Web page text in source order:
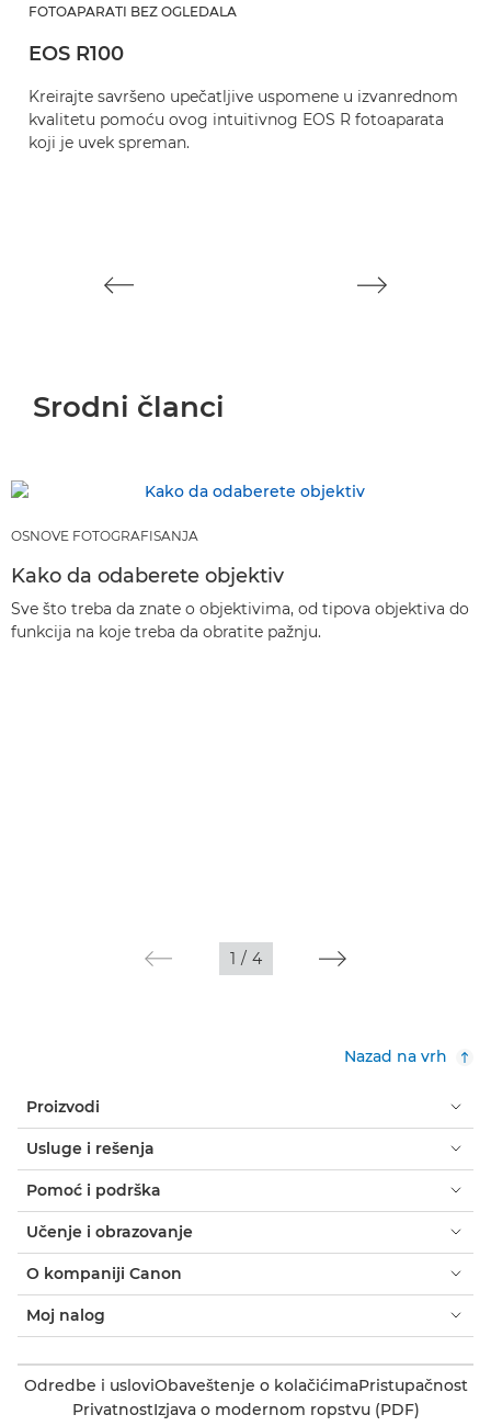
FOTOAPARATI BEZ OGLEDALA
EOS R100
Kreirajte savršeno upečatljive uspomene u izvanrednom
kvalitetu pomoću ovog intuitivnog EOS R fotoaparata
koji je uvek spreman.
Srodni članci
OSNOVE FOTOGRAFISANJA
Kako da odaberete objektiv
Sve što treba da znate o objektivima, od tipova objektiva do
funkcija na koje treba da obratite pažnju.
1 / 4
Nazad na vrh
Proizvodi
Usluge i rešenja
Pomoć i podrška
Učenje i obrazovanje
O kompaniji Canon
Moj nalog
Odredbe i usloviObaveštenje o kolačićimaPristupačnost
PrivatnostIzjava o modernom ropstvu (PDF)